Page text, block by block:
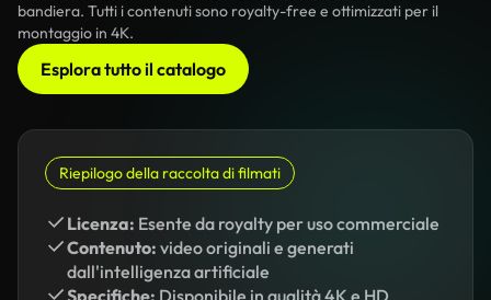
bandiera. Tutti i contenuti sono royalty-free e ottimizzati per il
montaggio in 4K.
Esplora tutto il catalogo
Riepilogo della raccolta di filmati
Licenza: Esente da royalty per uso commerciale
Contenuto: video originali e generati
dall'intelligenza artificiale
Specifiche: Disponibile in qualità 4K e HD